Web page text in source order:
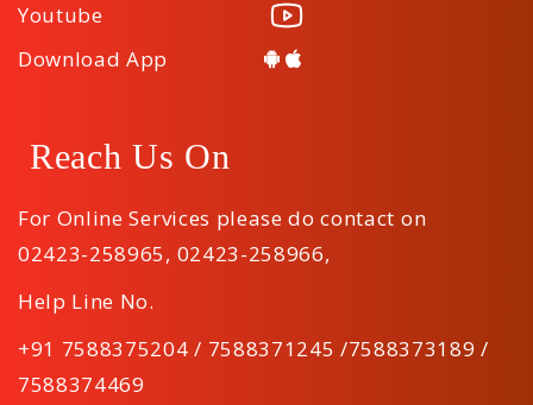
Youtube
Download App
Reach Us On
For Online Services please do contact on
02423-258965, 02423-258966,
Help Line No.
+91 7588375204 / 7588371245 /7588373189 /
7588374469